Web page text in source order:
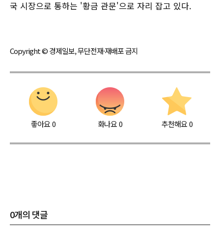
국 시장으로 통하는 '황금 관문'으로 자리 잡고 있다.
Copyright © 경제일보, 무단전재·재배포 금지
좋아요0 화나요0 추천해요 0
0개의 댓글